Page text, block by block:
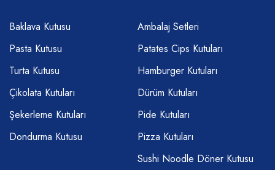
Baklava Kutusu
Pasta Kutusu
Turta Kutusu
Çikolata Kutuları
Şekerleme Kutuları
Dondurma Kutusu
Ambalaj Setleri
Patates Cips Kutuları
Hamburger Kutuları
Dürüm Kutuları
Pide Kutuları
Pizza Kutuları
Sushi Noodle Döner Kutusu